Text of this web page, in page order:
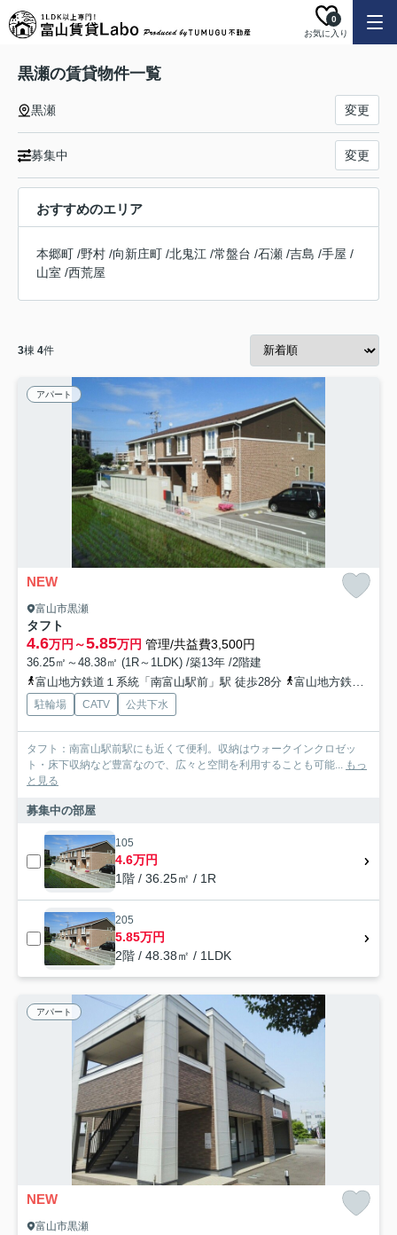
お気に入り
0
黒瀬の賃貸物件一覧
黒瀬 変更
募集中 変更
おすすめのエリア
本郷町 /野村 /向新庄町 /北鬼江 /常盤台 /石瀬 /吉島 /手屋 /
山室 /西荒屋
3棟 4件
アパート
NEW
富山市黒瀬
タフト
4.6万円～5.85万円 管理/共益費3,500円
36.25㎡～48.38㎡ (1R～1LDK) /築13年 /2階建
富山地方鉄道１系統「南富山駅前」駅 徒歩28分
富山地方鉄道上滝線「南富山」駅 徒歩28分
駐輪場 CATV 公共下水
タフト：南富山駅前駅にも近くて便利。収納はウォークインクロゼッ
ト・床下収納など豊富なので、広々と空間を利用することも可能... もっ
と見る
募集中の部屋
105
4.6万円
1階 / 36.25㎡ / 1R
205
5.85万円
2階 / 48.38㎡ / 1LDK
アパート
NEW
富山市黒瀬